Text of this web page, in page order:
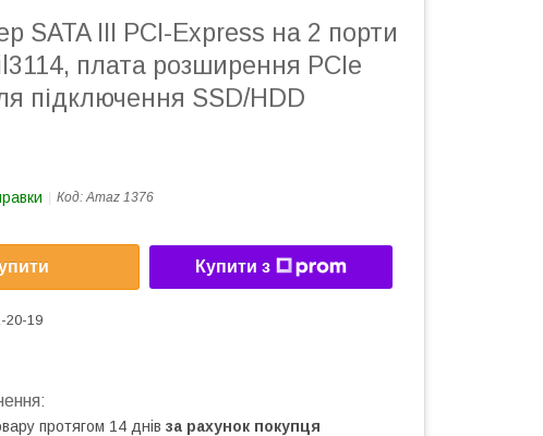
SATA III PCI-Express на 2 порти
плата розширення PCIe
підключення SSD/HDD
Код:Amaz 1376
Купити з
20-19
протягом 14 днів за рахунок покупця